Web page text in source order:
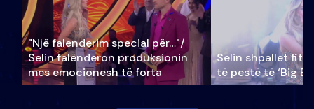
"Një falenderim special për…"/
Selin falënderon produksionin
mes emocionesh të forta
Selin shpallet
të pestë të ‘Big